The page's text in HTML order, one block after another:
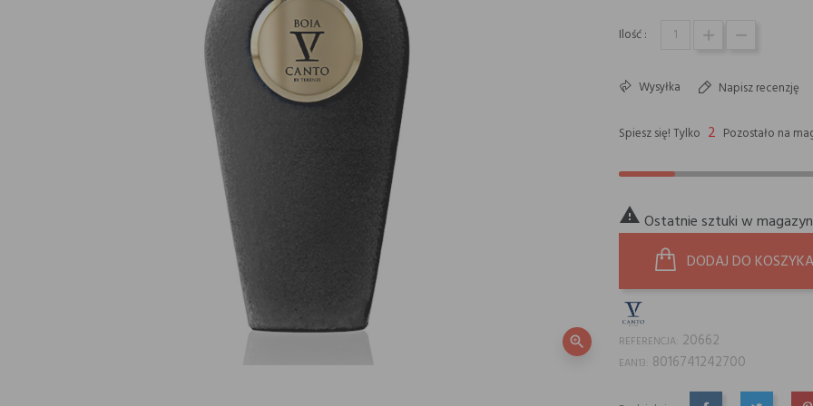
zoom_in
Ilość :
Wysyłka Napisz recenzję
Spiesz się! Tylko 2 Pozostało na
 Ostatnie sztuki w
DODAJ DO KOSZYKA
REFERENCJA: 20662
EAN13: 8016741242700